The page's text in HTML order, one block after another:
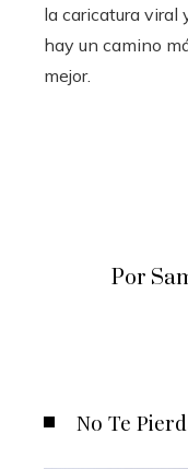
la caricatura viral
hay un camino
mejor.
Por
No Te